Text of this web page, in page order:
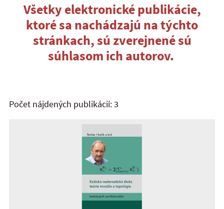
Všetky elektronické publikácie,
ktoré sa nachádzajú na týchto
stránkach, sú zverejnené sú
súhlasom ich autorov.
Počet nájdených publikácií: 3